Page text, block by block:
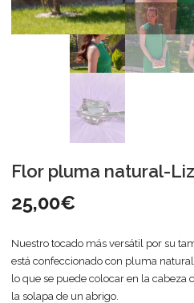
Flor pluma natural-Liz
25,00€
Nuestro tocado más versátil por su
está confeccionado con pluma
lo que se puede colocar en la cabeza
la solapa de un abrigo.